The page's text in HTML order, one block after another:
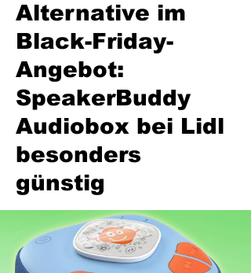
Alternative im
Black-Friday-
Angebot:
SpeakerBuddy
Audiobox bei Lidl
besonders
günstig